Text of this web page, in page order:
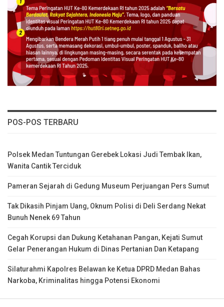
POS-POS TERBARU
Polsek Medan Tuntungan Gerebek Lokasi Judi Tembak Ikan,
Wanita Cantik Terciduk
Pameran Sejarah di Gedung Museum Perjuangan Pers Sumut
Tak Dikasih Pinjam Uang, Oknum Polisi di Deli Serdang Nekat
Bunuh Nenek 69 Tahun
Cegah Korupsi dan Dukung Ketahanan Pangan, Kejati Sumut
Gelar Penerangan Hukum di Dinas Pertanian Dan Ketapang
Silaturahmi Kapolres Belawan ke Ketua DPRD Medan Bahas
Narkoba, Kriminalitas hingga Potensi Ekonomi